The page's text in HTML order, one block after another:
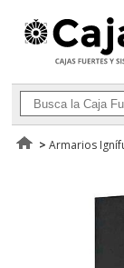
>Armarios